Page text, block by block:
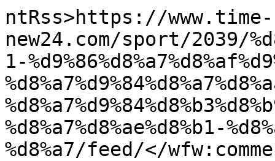
ntRss>https://www.time-
new24.com/sport/2039/
1-
%d8%a7%d8%ae%d8%b1-
%d8%a7/feed/</